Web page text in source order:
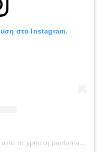
στο Instagram.
Η δημοσίευση κοινοποιήθηκε από το χρήστη panionianea.gr (@panionianea.gr)